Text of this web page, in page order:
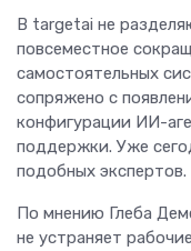
В targetai не
повсеместное
самостоятельных
сопряжено с
конфигурации ИИ-
поддержки. Уже
подобных экспертов.
По мнению Глеба
не устраняет